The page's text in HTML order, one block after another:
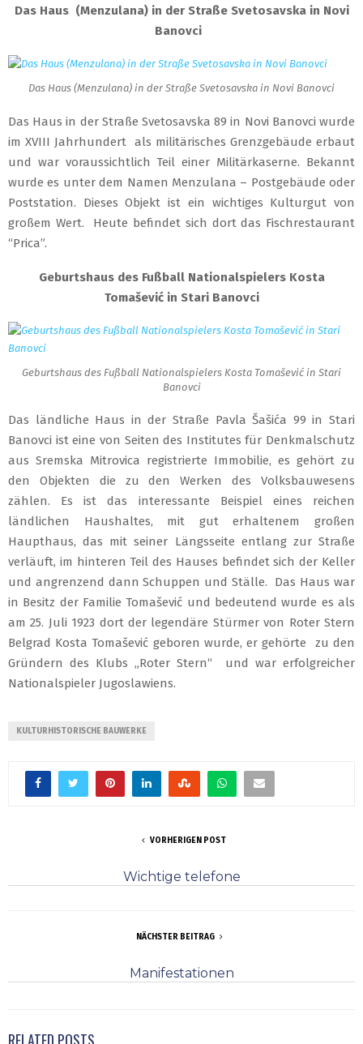
Das Haus (Menzulana) in der Straße Svetosavska in Novi
Banovci
Das Haus (Menzulana) in der Straße Svetosavska in Novi Banovci
Das Haus in der Straße Svetosavska 89 in Novi Banovci wurde
im XVIII Jahrhundert als militärisches Grenzgebäude erbaut
und war voraussichtlich Teil einer Militärkaserne. Bekannt
wurde es unter dem Namen Menzulana – Postgebäude oder
Poststation. Dieses Objekt ist ein wichtiges Kulturgut von
großem Wert. Heute befindet sich dort das Fischrestaurant
“Prica”.
Geburtshaus des Fußball Nationalspielers Kosta
Tomašević in Stari Banovci
Geburtshaus des Fußball Nationalspielers Kosta Tomašević in Stari
Banovci
Das ländliche Haus in der Straße Pavla Šašića 99 in Stari
Banovci ist eine von Seiten des Institutes für Denkmalschutz
aus Sremska Mitrovica registrierte Immobilie, es gehört zu
den Objekten die zu den Werken des Volksbauwesens
zählen. Es ist das interessante Beispiel eines reichen
ländlichen Haushaltes, mit gut erhaltenem großen
Haupthaus, das mit seiner Längsseite entlang zur Straße
verläuft, im hinteren Teil des Hauses befindet sich der Keller
und angrenzend dann Schuppen und Ställe. Das Haus war
in Besitz der Familie Tomašević und bedeutend wurde es als
am 25. Juli 1923 dort der legendäre Stürmer von Roter Stern
Belgrad Kosta Tomašević geboren wurde, er gehörte zu den
Gründern des Klubs „Roter Stern“ und war erfolgreicher
Nationalspieler Jugoslawiens.
KULTURHISTORISCHE BAUWERKE
VORHERIGEN POST
Wichtige telefone
NÄCHSTER BEITRAG
Manifestationen